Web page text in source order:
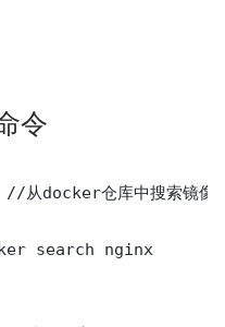
令
search nginx